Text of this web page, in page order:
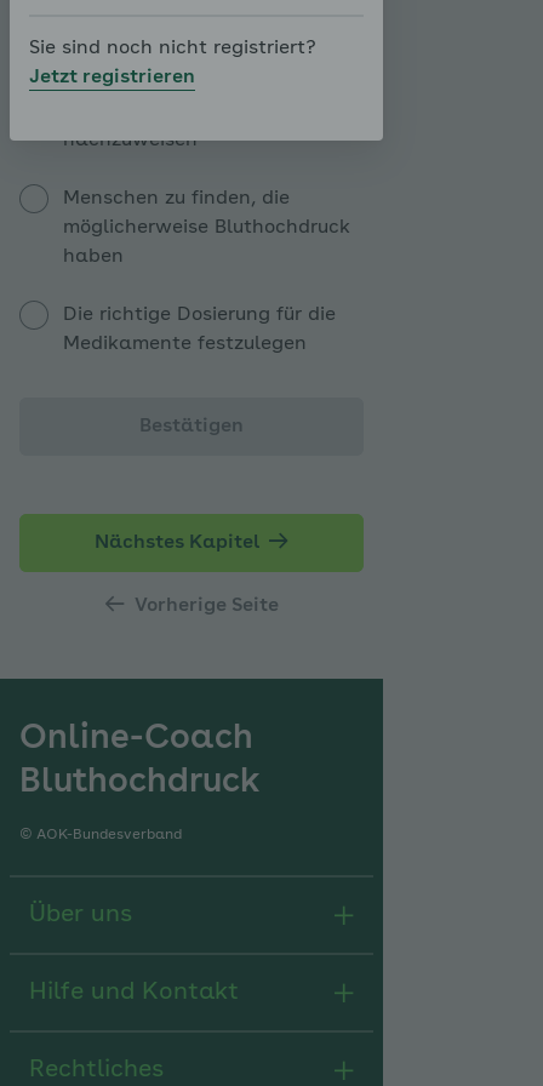
Sie sind noch nicht registriert?
Jetzt registrieren
nachzuweisen
Menschen zu finden, die
möglicherweise Bluthochdruck
haben
Die richtige Dosierung für die
Medikamente festzulegen
Bestätigen
Vorherige Seite
Nächstes Kapitel
Online-Coach
Bluthochdruck
© AOK-Bundesverband
Über uns
Hilfe und Kontakt
Rechtliches